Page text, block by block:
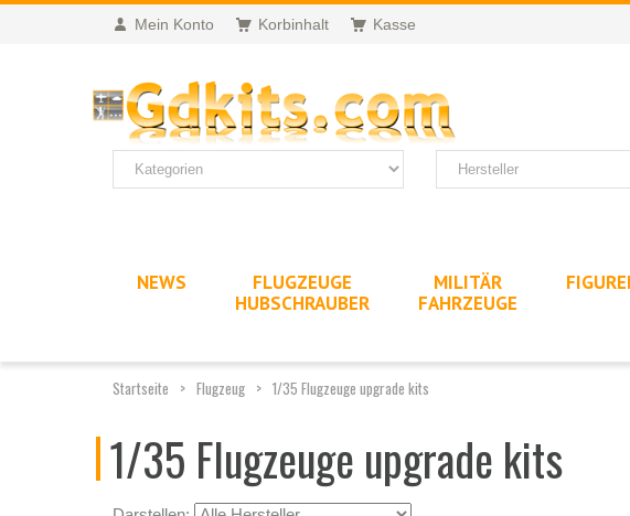
Mein Konto Korbinhalt Kasse
NEWS
FLUGZEUGE
HUBSCHRAUBER
MILITÄR
FAHRZEUGE
Startseite Flugzeug 1/35 Flugzeuge upgrade kits
1/35 Flugzeuge upgrade kits